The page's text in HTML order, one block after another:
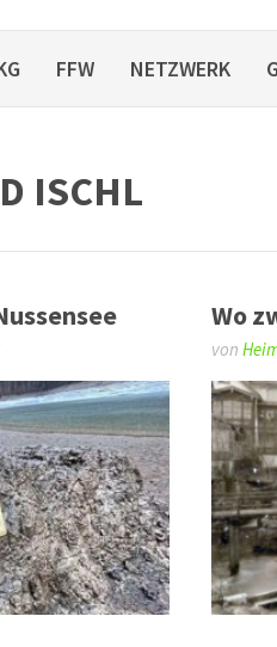
FFW NETZWERK
ISCHL
Wo
von